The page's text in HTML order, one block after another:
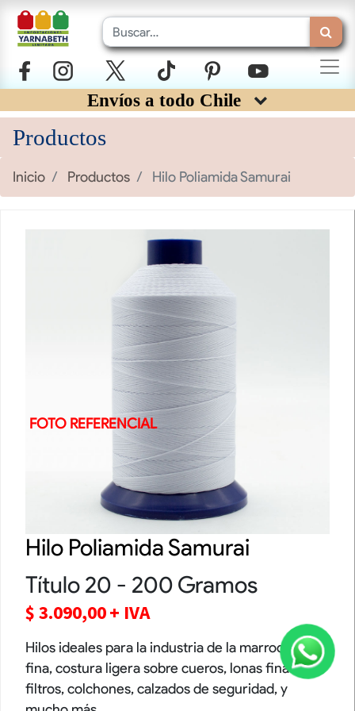
Envíos a todo Chile
Productos
Inicio Productos Hilo Poliamida Samurai
FOTO REFERENCIAL
Hilo Poliamida Samurai
Título 20 - 200 Gramos
$ 3.090,00+ IVA
Hilos ideales para la industria de la marroquinería
fina, costura ligera sobre cueros, lonas finas,
filtros, colchones, calzados de seguridad, y